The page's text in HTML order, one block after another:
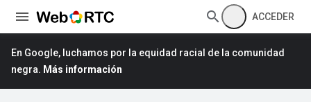
ACCEDER
En Google, luchamos por la equidad racial de la comunidad
negra. Más información